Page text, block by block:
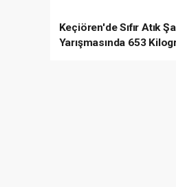
Keçiören'de Sıfır Atık
Yarışmasında 653